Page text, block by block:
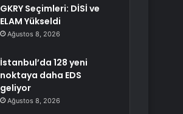
GKRY Seçimleri: DİSİ ve
ELAM Yükseldi
Ağustos 8, 2026
İstanbul’da 128 yeni
noktaya daha EDS
geliyor
Ağustos 8, 2026